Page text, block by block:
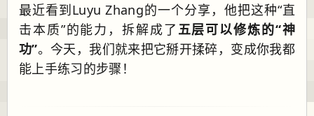
最近看到Luyu Zhang的一个分享，他把这种“直
击本质”的能力，拆解成了 五层可以修炼的“神
功”。今天，我们就来把它掰开揉碎，变成你我都
能上手练习的步骤！